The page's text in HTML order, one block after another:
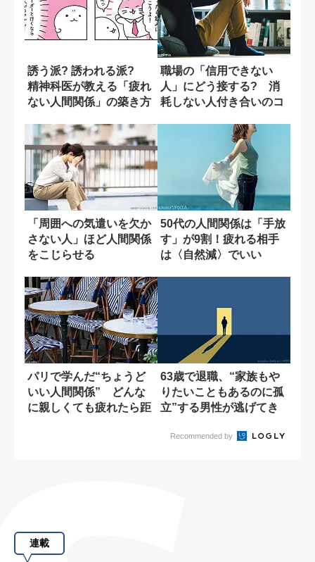
誘う派? 誘われる派?
精神科医が教える「疲れ
ない人間関係」の築き方
職場の「信用できない
人」にどう接する? 消
耗しない人付き合いのコ
「周囲への気遣いを欠か
さない人」ほど人間関係
をこじらせる
50代の人間関係は「手放
す」が9割！疲れる相手
は〈自然減〉でいい
パリで学んだ“ちょうど
いい人間関係” どんな
に親しくても疲れたら距
63歳で退職、“家族もや
りたいこともあるのに孤
立”する男性が逃げてき
Recommended by
連載